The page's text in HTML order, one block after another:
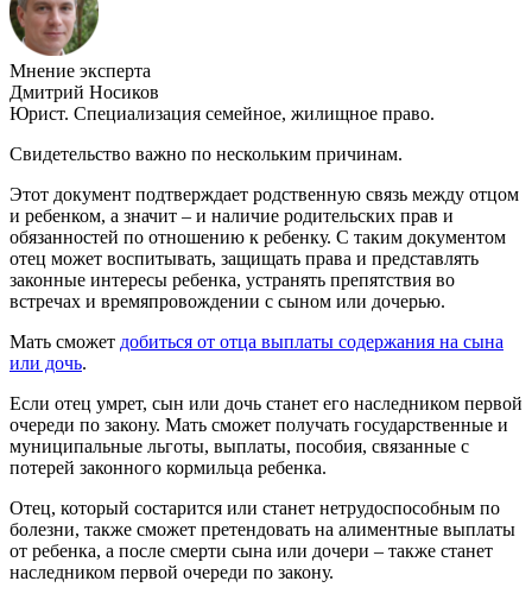
Мнение эксперта
Дмитрий Носиков
Юрист. Специализация семейное, жилищное право.
Свидетельство важно по нескольким причинам.
Этот документ подтверждает родственную связь между отцом
и ребенком, а значит – и наличие родительских прав и
обязанностей по отношению к ребенку. С таким документом
отец может воспитывать, защищать права и представлять
законные интересы ребенка, устранять препятствия во
встречах и времяпровождении с сыном или дочерью.
Мать сможет добиться от отца выплаты содержания на сына
или дочь.
Если отец умрет, сын или дочь станет его наследником первой
очереди по закону. Мать сможет получать государственные и
муниципальные льготы, выплаты, пособия, связанные с
потерей законного кормильца ребенка.
Отец, который состарится или станет нетрудоспособным по
болезни, также сможет претендовать на алиментные выплаты
от ребенка, а после смерти сына или дочери – также станет
наследником первой очереди по закону.